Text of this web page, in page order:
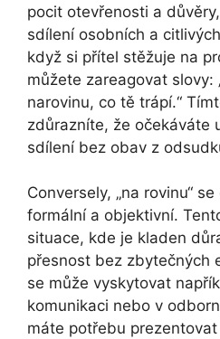
pocit otevřenosti a
sdílení osobních a
když si přítel stěžuje na
můžete zareagovat slovy:
narovinu, co tě trápí.“
zdůrazníte, že očekáváte
sdílení bez obav z
Conversely, „na rovinu“
formální a objektivní.
situace, kde je kladen
přesnost bez zbytečných
se může vyskytovat
komunikaci nebo v
máte potřebu